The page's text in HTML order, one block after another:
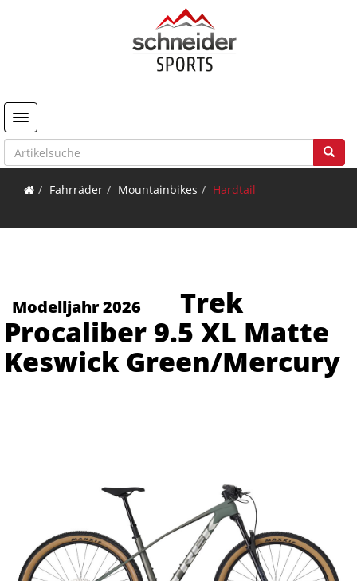
Toggle navigation
Fahrräder Mountainbikes Hardtail
Modelljahr 2026
Trek
Procaliber 9.5 XL Matte
Keswick Green/Mercury